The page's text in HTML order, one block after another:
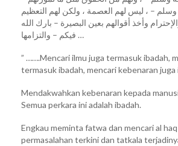
– ، ليس لهم العصمة ، ولكن لهم التعظيم
وأخذ أقوالهم بعين البصيرة – بارك الله
فيكم – والتزامها …
” …….Mencari ilmu juga termasuk ibadah,
termasuk ibadah, mencari kebenaran juga
Mendakwahkan kebenaran kepada
Semua perkara ini adalah ibadah.
Engkau meminta fatwa dan mencari al
permasalahan terkini dan tatkala